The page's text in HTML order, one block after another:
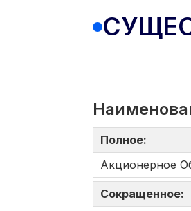
Полное:
Акционерное
Сокращенное: